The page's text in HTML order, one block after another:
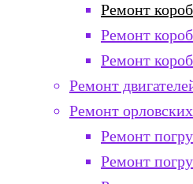
Ремонт
Ремонт
Ремонт
Ремонт
Ремонт
Ремонт
Ремонт